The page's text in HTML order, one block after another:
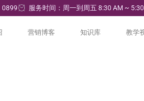
0899 服务时间：周一到周五 8:30 AM ~
营销博客 知识库 教学